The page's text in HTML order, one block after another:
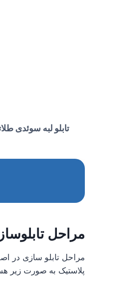
تابلو لبه سوئدی
مراحل
مراحل تابلو سازی در
پلاستیک به صورت زیر